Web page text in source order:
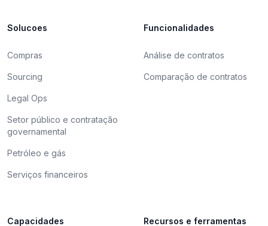
Solucoes
Compras
Sourcing
Legal Ops
Setor público e contratação
governamental
Petróleo e gás
Serviços financeiros
Funcionalidades
Análise de contratos
Comparação de contratos
Capacidades Recursos e ferramentas